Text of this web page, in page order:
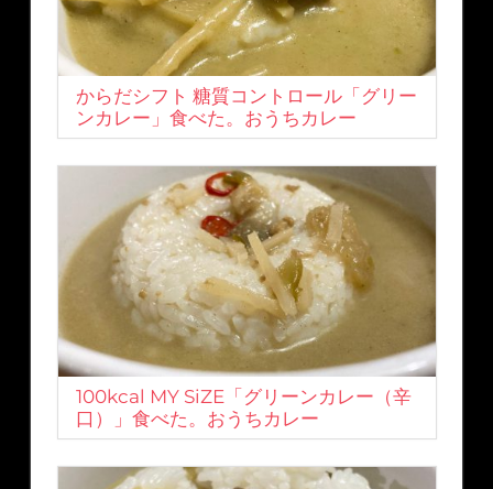
からだシフト 糖質コントロール「グリー
ンカレー」食べた。おうちカレー
100kcal MY SiZE「グリーンカレー（辛
口）」食べた。おうちカレー